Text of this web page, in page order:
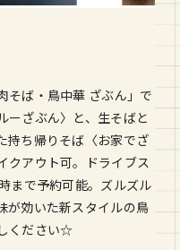
そば・鳥中華 ざぶん」で
ざぶん〉と、 生そばと
持ち帰りそば〈お家でざ
クアウト可。ドライ ブス
まで予約可能。 ズルズル
が効いた新スタイルの鳥
ください☆